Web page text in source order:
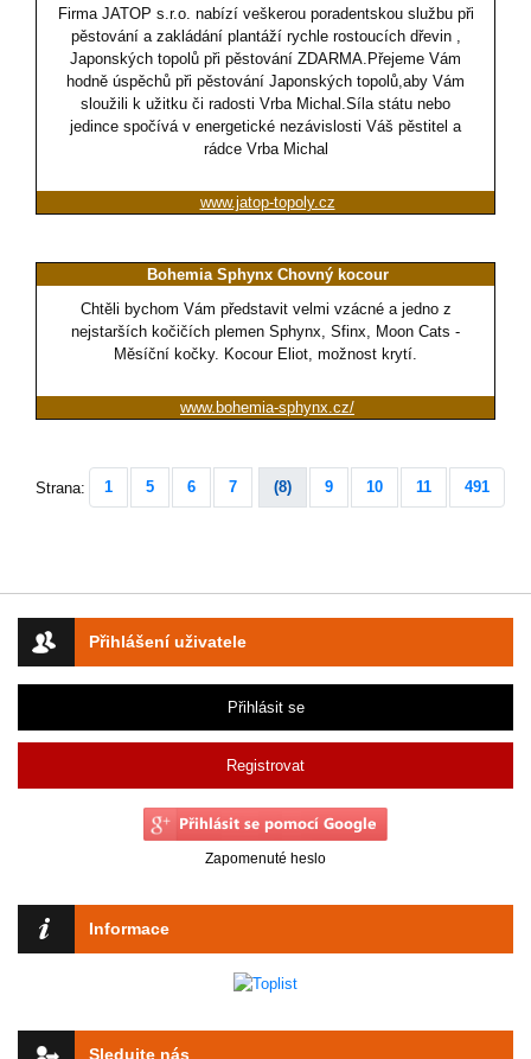
Přihlášení uživatele
Přihlásit se
Registrovat
Zapomenuté heslo
Informace
Sledujte nás
Firma JATOP s.r.o. nabízí veškerou poradentskou službu při
pěstování a zakládání plantáží rychle rostoucích dřevin ,
Japonských topolů při pěstování ZDARMA.Přejeme Vám
hodně úspěchů při pěstování Japonských topolů,aby Vám
sloužili k užitku či radosti Vrba Michal.Síla státu nebo
jedince spočívá v energetické nezávislosti Váš pěstitel a
rádce Vrba Michal
www.jatop-topoly.cz
Bohemia Sphynx Chovný kocour
Chtěli bychom Vám představit velmi vzácné a jedno z
nejstarších kočičích plemen Sphynx, Sfinx, Moon Cats -
Měsíční kočky. Kocour Eliot, možnost krytí.
www.bohemia-sphynx.cz/
Strana: 1 5 6 7 (8) 9 10 11 491